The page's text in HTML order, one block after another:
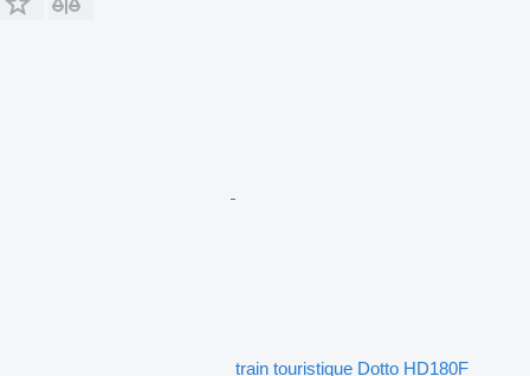
train touristique Dotto HD180F